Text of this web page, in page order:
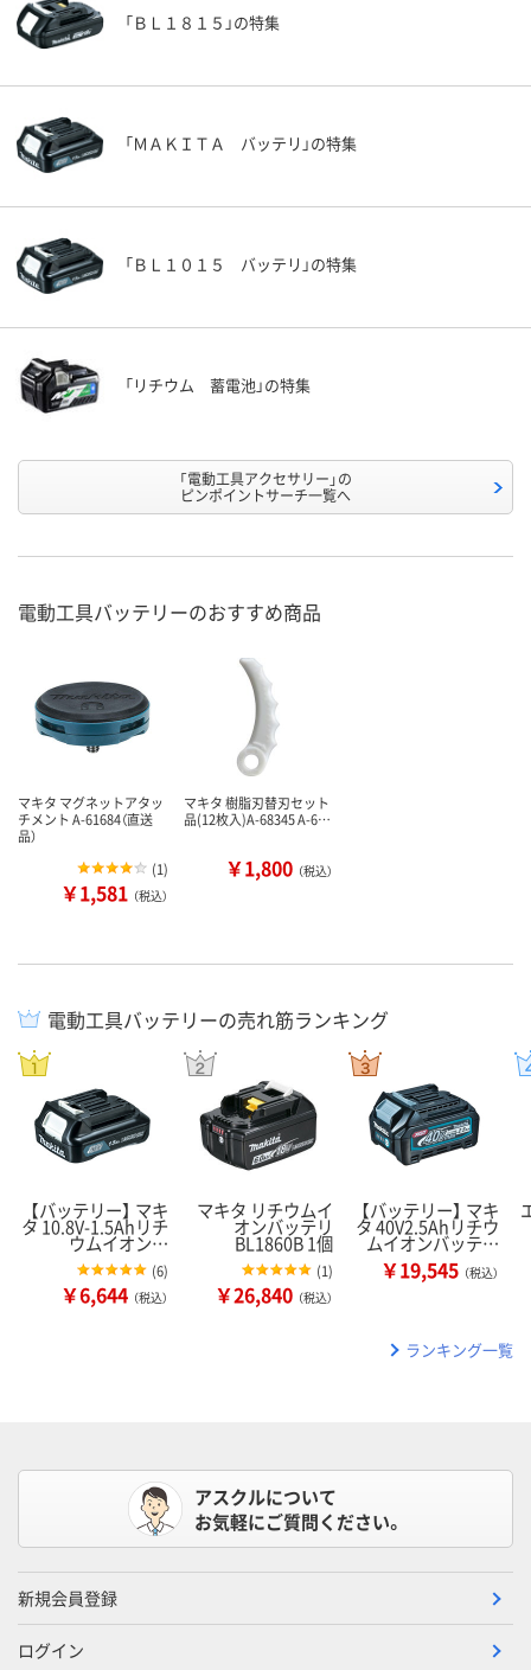
「ＢＬ１８１５」の特集
「ＭＡＫＩＴＡ バッテリ」の特集
「ＢＬ１０１５ バッテリ」の特集
「リチウム 蓄電池」の特集
「電動工具アクセサリー」の
ピンポイントサーチ一覧へ
電動工具バッテリーのおすすめ商品
マキタ マグネットアタッ
チメント A-61684（直送
品）
(1)
￥1,581 （税込）
マキタ 樹脂刃替刃セット
品(12枚入)A-68345 A-6…
￥1,800 （税込）
電動工具バッテリーの売れ筋ランキング
【バッテリー】 マキ
タ 10.8V-1.5Ahリチ
ウムイオン…
(6)
￥6,644 （税込）
マキタ リチウムイ
オンバッテリ
BL1860B 1個
(1)
￥26,840 （税込）
【バッテリー】 マキ
タ 40V2.5Ahリチウ
ムイオンバッテ…
￥19,545 （税込）
ランキング一覧
アスクルについて
お気軽にご質問ください。
新規会員登録
ログイン